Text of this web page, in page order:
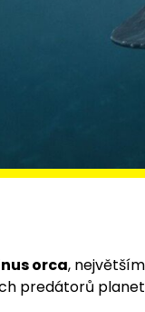
orca,
predátorů